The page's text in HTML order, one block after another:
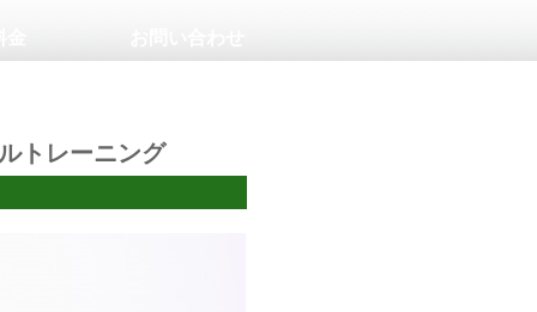
トレーニング